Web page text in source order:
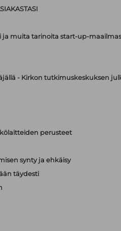
ja muita tarinoita start-up-
- Kirkon tutkimuskeskuksen
perusteet
synty ja ehkäisy
täydesti